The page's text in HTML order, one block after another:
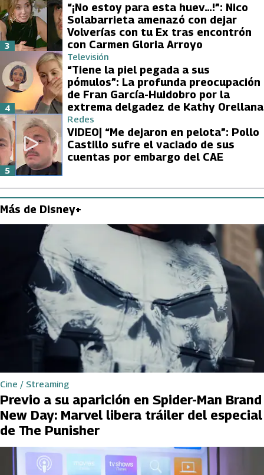
“¡No estoy para esta huev…!”: Nico
Solabarrieta amenazó con dejar
Volverías con tu Ex tras encontrón
con Carmen Gloria Arroyo
3
Televisión
“Tiene la piel pegada a sus
pómulos”: La profunda preocupación
de Fran García-Huidobro por la
extrema delgadez de Kathy Orellana
4
Redes
VIDEO| “Me dejaron en pelota”: Pollo
Castillo sufre el vaciado de sus
cuentas por embargo del CAE
5
Más de Disney+
Cine / Streaming
Previo a su aparición en Spider-Man Brand
New Day: Marvel libera tráiler del especial
de The Punisher